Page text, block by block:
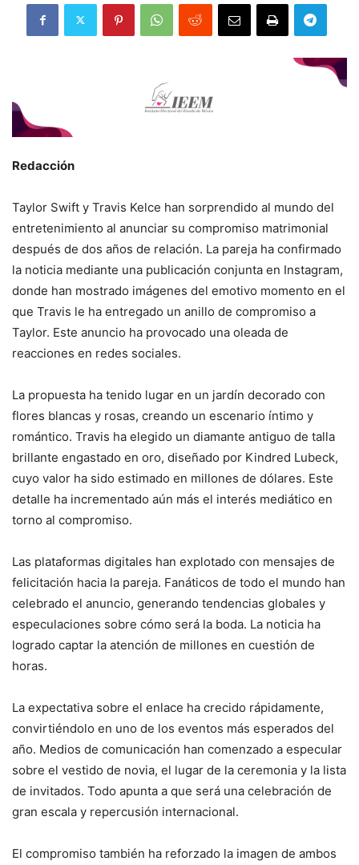
Redacción
Taylor Swift y Travis Kelce han sorprendido al mundo del
entretenimiento al anunciar su compromiso matrimonial
después de dos años de relación. La pareja ha confirmado
la noticia mediante una publicación conjunta en Instagram,
donde han mostrado imágenes del emotivo momento en el
que Travis le ha entregado un anillo de compromiso a
Taylor. Este anuncio ha provocado una oleada de
reacciones en redes sociales.
La propuesta ha tenido lugar en un jardín decorado con
flores blancas y rosas, creando un escenario íntimo y
romántico. Travis ha elegido un diamante antiguo de talla
brillante engastado en oro, diseñado por Kindred Lubeck,
cuyo valor ha sido estimado en millones de dólares. Este
detalle ha incrementado aún más el interés mediático en
torno al compromiso.
Las plataformas digitales han explotado con mensajes de
felicitación hacia la pareja. Fanáticos de todo el mundo han
celebrado el anuncio, generando tendencias globales y
especulaciones sobre cómo será la boda. La noticia ha
logrado captar la atención de millones en cuestión de
horas.
La expectativa sobre el enlace ha crecido rápidamente,
convirtiéndolo en uno de los eventos más esperados del
año. Medios de comunicación han comenzado a especular
sobre el vestido de novia, el lugar de la ceremonia y la lista
de invitados. Todo apunta a que será una celebración de
gran escala y repercusión internacional.
El compromiso también ha reforzado la imagen de ambos